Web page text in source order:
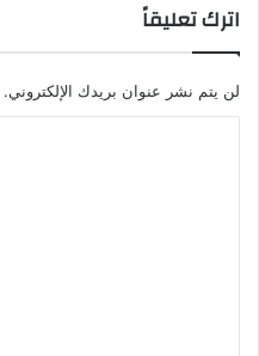
اترك تعليقاً
لن يتم نشر عنوان بريدك الإلكتروني.